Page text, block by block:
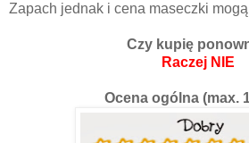
Zapach jednak i cena maseczki
Czy kupię
Raczej NIE
Ocena ogólna (max.